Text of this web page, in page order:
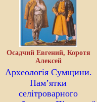
Осадчий Евгений, Коротя
Алексей
Археологія Сумщини.
Пам’ятки
селітроварного